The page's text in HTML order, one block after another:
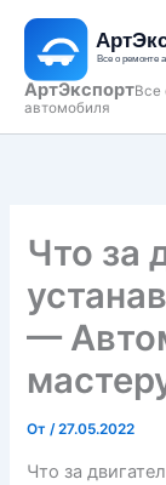
Перейти
содержимому
АртЭкспортВсе
автомобиля
Что за
—
От /27.05.2022
Что за